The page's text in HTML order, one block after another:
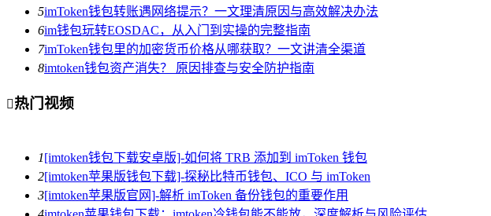
5imToken钱包转账遇网络提示？一文理清原因与高效解决办法
6im钱包玩转EOSDAC，从入门到实操的完整指南
7imToken钱包里的加密货币价格从哪获取？一文讲清全渠道
8imtoken钱包资产消失？ 原因排查与安全防护指南
热门视频
1[imtoken钱包下载安卓版]-如何将 TRB 添加到 imToken 钱包
2[imtoken苹果版钱包下载]-探秘比特币钱包、ICO 与 imToken
3[imtoken苹果版官网]-解析 imToken 备份钱包的重要作用